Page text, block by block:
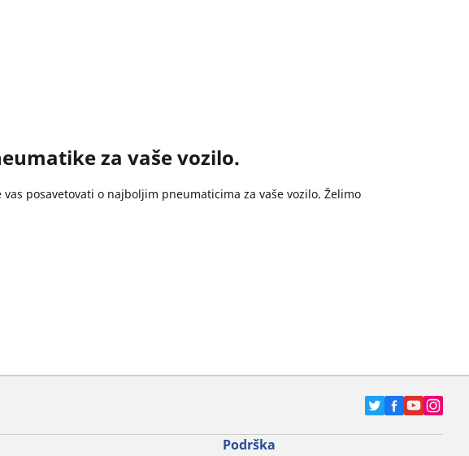
za vaše vozilo.
posavetovati o najboljim pneumaticima za vaše vozilo. Želimo
Podrška